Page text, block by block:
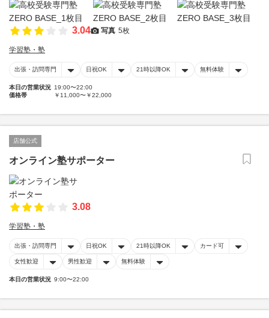
3.04 写真 5枚
学習塾・塾
出張・訪問専門 日祝OK 21時以降OK 無料体験
本日の営業状況 19:00〜22:00
価格帯
￥11,000〜￥22,000
店舗公式
オンライン塾サポーター
3.08
学習塾・塾
出張・訪問専門 日祝OK 21時以降OK カード可
女性歓迎 男性歓迎 無料体験
本日の営業状況 9:00〜22:00